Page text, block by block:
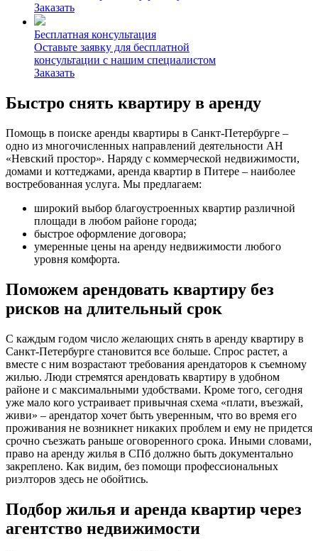
Заказать
Бесплатная консультация
Оставьте заявку для бесплатной
консультации с нашим специалистом
Заказать
Быстро снять квартиру в аренду
Помощь в поиске аренды квартиры в Санкт-Петербурге –
одно из многочисленных направлений деятельности АН
«Невский простор». Наряду с коммерческой недвижимости,
домами и коттеджами, аренда квартир в Питере – наиболее
востребованная услуга. Мы предлагаем:
широкий выбор благоустроенных квартир различной
площади в любом районе города;
быстрое оформление договора;
умеренные цены на аренду недвижимости любого
уровня комфорта.
Поможем арендовать квартиру без
рисков на длительный срок
С каждым годом число желающих снять в аренду квартиру в
Санкт-Петербурге становится все больше. Спрос растет, а
вместе с ним возрастают требования арендаторов к съемному
жилью. Люди стремятся арендовать квартиру в удобном
районе и с максимальными удобствами. Кроме того, сегодня
уже мало кого устраивает привычная схема «плати, въезжай,
живи» – арендатор хочет быть уверенным, что во время его
проживания не возникнет никаких проблем и ему не придется
срочно съезжать раньше оговоренного срока. Иными словами,
право на аренду жилья в СПб должно быть документально
закреплено. Как видим, без помощи профессиональных
риэлторов здесь не обойтись.
Подбор жилья и аренда квартир через
агентство недвижимости